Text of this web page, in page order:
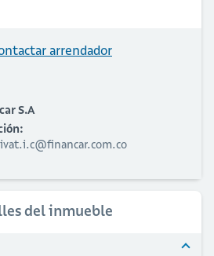
arrendador
S.A
del inmueble